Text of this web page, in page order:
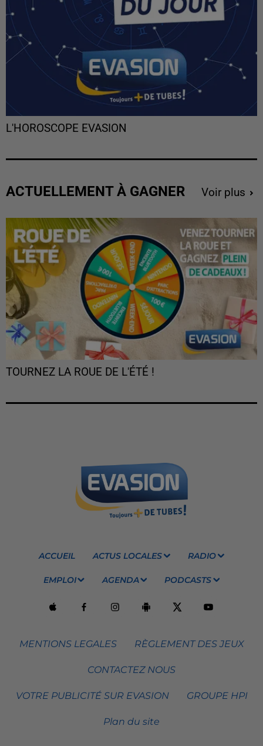
L'HOROSCOPE EVASION
ACTUELLEMENT À GAGNER Voir plus
TOURNEZ LA ROUE DE L'ÉTÉ !
ACCUEIL ACTUS LOCALES RADIO
EMPLOI AGENDA PODCASTS
MENTIONS LEGALES RÈGLEMENT DES JEUX
CONTACTEZ NOUS
VOTRE PUBLICITÉ SUR EVASION GROUPE HPI
Plan du site